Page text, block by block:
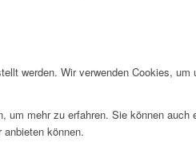
werden. Wir verwenden Cookies,
um mehr zu erfahren. Sie können
können.